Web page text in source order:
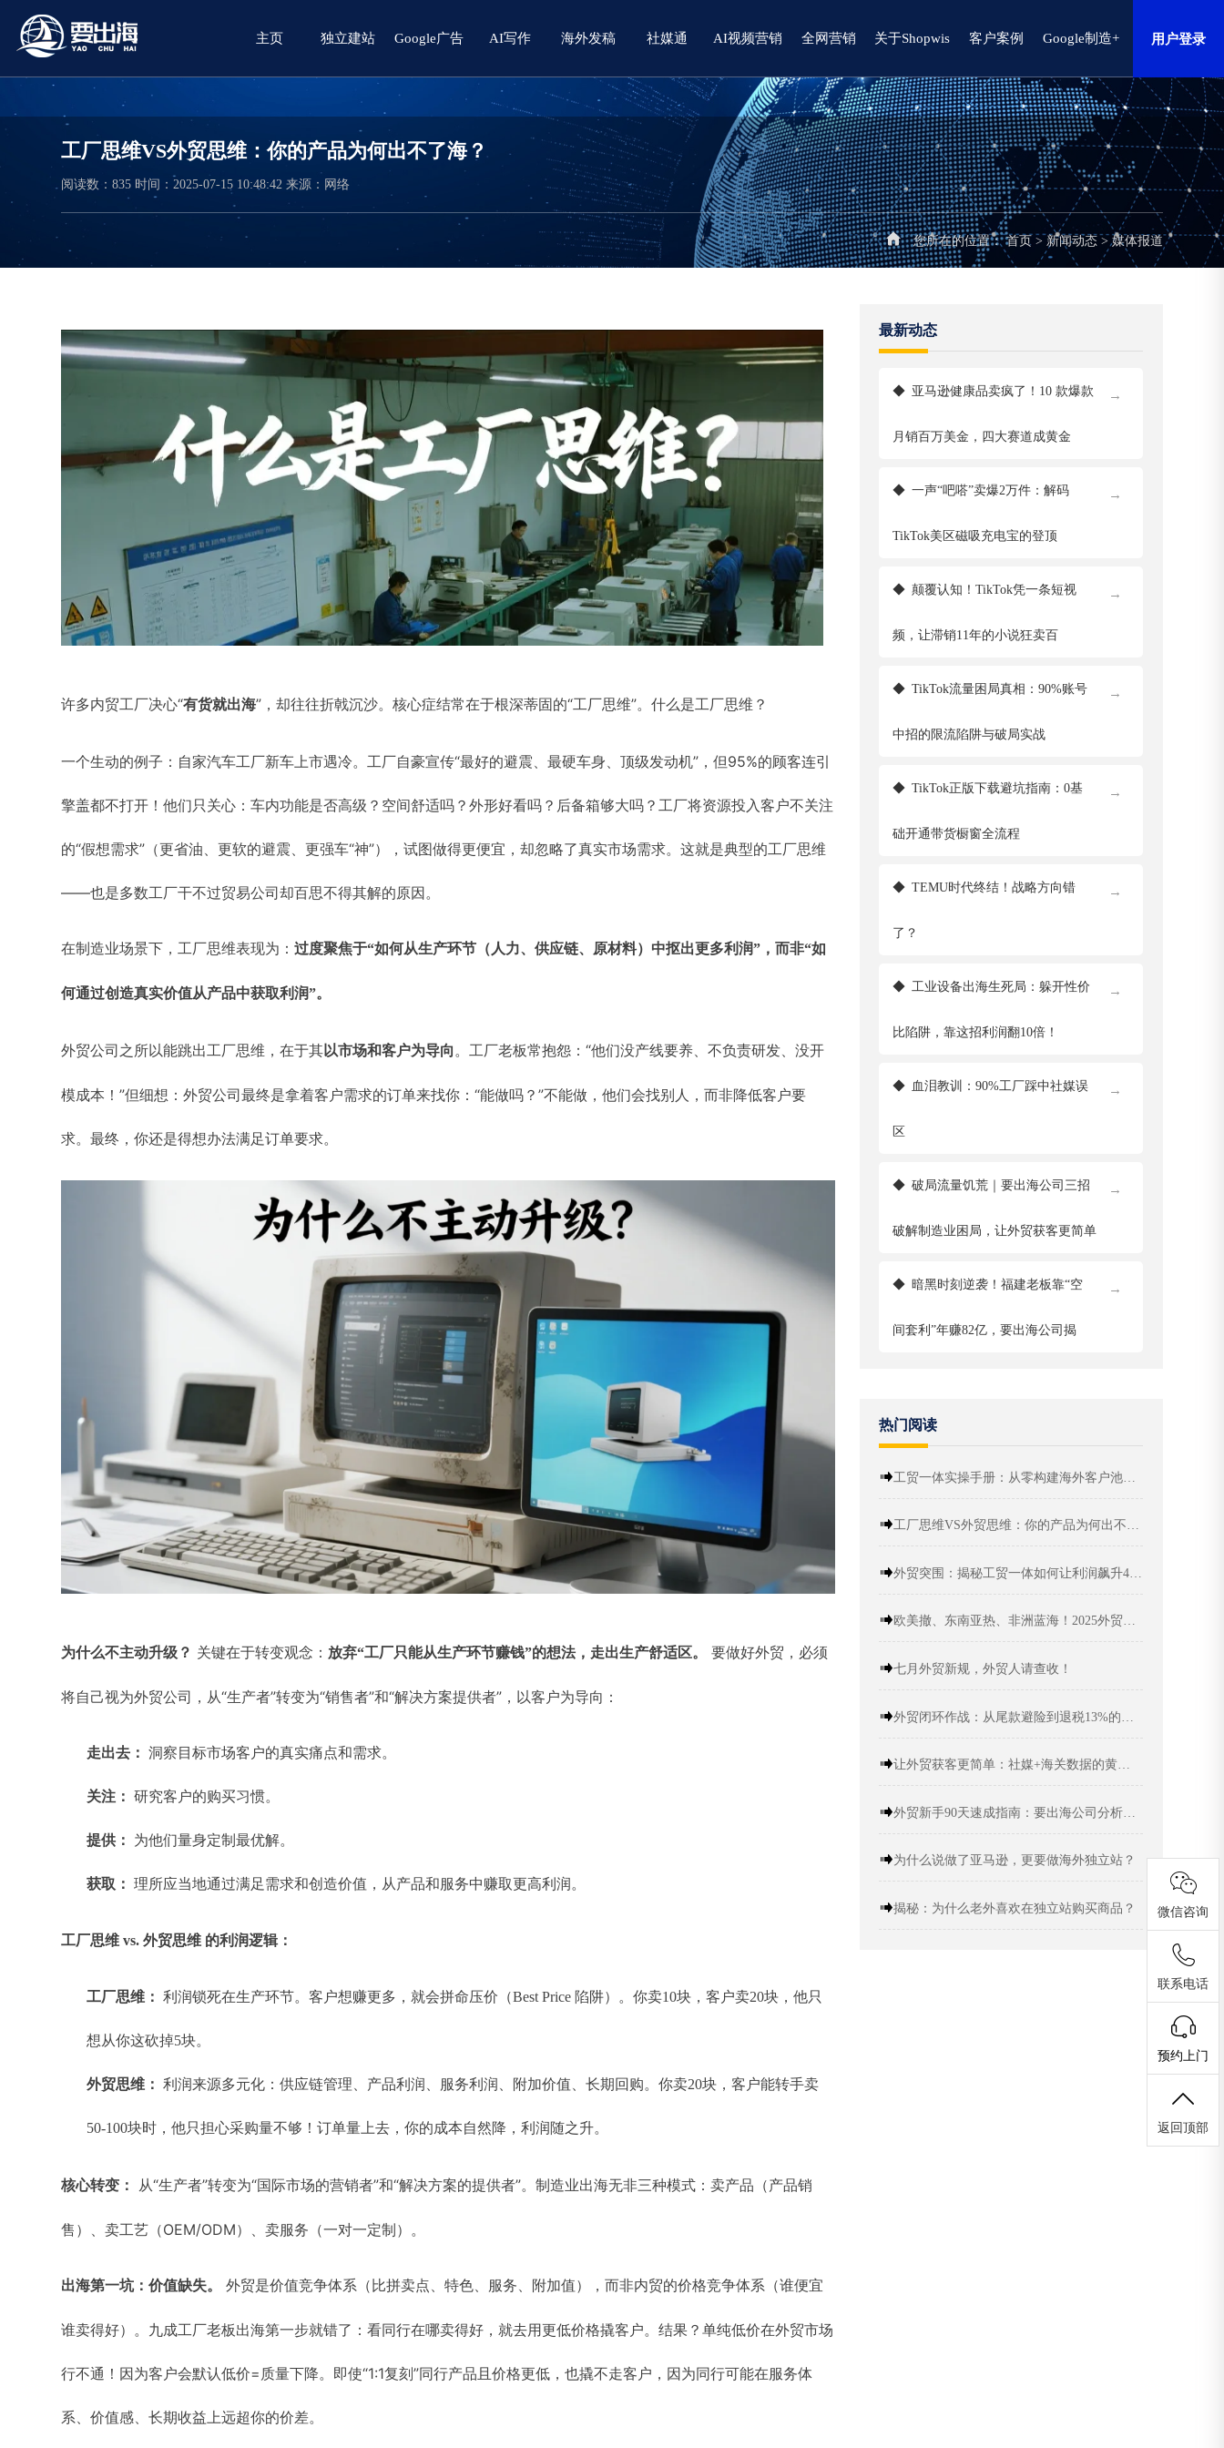
用户登录
主页 独立建站 Google广告 AI写作 海外发稿 社媒通 AI视频营销 全网营销 关于Shopwis 客户案例 Google制造+
工厂思维VS外贸思维：你的产品为何出不了海？
阅读数：835 时间：2025-07-15 10:48:42 来源：网络
您所在的位置： 首页> 新闻动态>媒体报道
最新动态
→
◆ 亚马逊健康品卖疯了！10 款爆款
月销百万美金，四大赛道成黄金
→
◆ 一声“吧嗒”卖爆2万件：解码
TikTok美区磁吸充电宝的登顶
→
◆ 颠覆认知！TikTok凭一条短视
频，让滞销11年的小说狂卖百
→
◆ TikTok流量困局真相：90%账号
中招的限流陷阱与破局实战
→
◆ TikTok正版下载避坑指南：0基
础开通带货橱窗全流程
→
◆ TEMU时代终结！战略方向错
了？
→
◆ 工业设备出海生死局：躲开性价
比陷阱，靠这招利润翻10倍！
→
◆ 血泪教训：90%工厂踩中社媒误
区
→
◆ 破局流量饥荒｜要出海公司三招
破解制造业困局，让外贸获客更简单
→
◆ 暗黑时刻逆袭！福建老板靠“空
间套利”年赚82亿，要出海公司揭
热门阅读
工贸一体实操手册：从零构建海外客户池与终身利润
工厂思维VS外贸思维：你的产品为何出不了海？
外贸突围：揭秘工贸一体如何让利润飙升40%
欧美撤、东南亚热、非洲蓝海！2025外贸出海，这些“新大陆”藏着真金白银！
七月外贸新规，外贸人请查收！
外贸闭环作战：从尾款避险到退税13%的跨境要出海攻略
让外贸获客更简单：社媒+海关数据的黄金组合
外贸新手90天速成指南：要出海公司分析+精准定位
为什么说做了亚马逊，更要做海外独立站？
揭秘：为什么老外喜欢在独立站购买商品？
许多内贸工厂决心“有货就出海”，却往往折戟沉沙。核心症结常在于根深蒂固的“工厂思维”。什么是工厂思维？
一个生动的例子：自家汽车工厂新车上市遇冷。工厂自豪宣传“最好的避震、最硬车身、顶级发动机”，但95%的顾客连引
擎盖都不打开！他们只关心：车内功能是否高级？空间舒适吗？外形好看吗？后备箱够大吗？工厂将资源投入客户不关注
的“假想需求”（更省油、更软的避震、更强车“神”），试图做得更便宜，却忽略了真实市场需求。这就是典型的工厂思维
——也是多数工厂干不过贸易公司却百思不得其解的原因。
在制造业场景下，工厂思维表现为：过度聚焦于“如何从生产环节（人力、供应链、原材料）中抠出更多利润”，而非“如
何通过创造真实价值从产品中获取利润”。
外贸公司之所以能跳出工厂思维，在于其以市场和客户为导向。工厂老板常抱怨：“他们没产线要养、不负责研发、没开
模成本！”但细想：外贸公司最终是拿着客户需求的订单来找你：“能做吗？”不能做，他们会找别人，而非降低客户要
求。最终，你还是得想办法满足订单要求。
为什么不主动升级？ 关键在于转变观念： 放弃“工厂只能从生产环节赚钱”的想法，走出生产舒适区。 要做好外贸，必须
将自己视为外贸公司，从“生产者”转变为“销售者”和“解决方案提供者”，以客户为导向：
走出去： 洞察目标市场客户的真实痛点和需求。
关注： 研究客户的购买习惯。
提供： 为他们量身定制最优解。
获取： 理所应当地通过满足需求和创造价值，从产品和服务中赚取更高利润。
工厂思维 vs. 外贸思维 的利润逻辑：
工厂思维： 利润锁死在生产环节。客户想赚更多，就会拼命压价（Best Price 陷阱）。你卖10块，客户卖20块，他只
想从你这砍掉5块。
外贸思维： 利润来源多元化：供应链管理、产品利润、服务利润、附加价值、长期回购。你卖20块，客户能转手卖
50-100块时，他只担心采购量不够！订单量上去，你的成本自然降，利润随之升。
核心转变： 从“生产者”转变为“国际市场的营销者”和“解决方案的提供者”。制造业出海无非三种模式：卖产品（产品销
售）、卖工艺（OEM/ODM）、卖服务（一对一定制）。
出海第一坑：价值缺失。 外贸是价值竞争体系（比拼卖点、特色、服务、附加值），而非内贸的价格竞争体系（谁便宜
谁卖得好）。九成工厂老板出海第一步就错了：看同行在哪卖得好，就去用更低价格撬客户。结果？单纯低价在外贸市场
行不通！因为客户会默认低价=质量下降。即使“1:1复刻”同行产品且价格更低，也撬不走客户，因为同行可能在服务体
系、价值感、长期收益上远超你的价差。
微信咨询
联系电话
预约上门
返回顶部